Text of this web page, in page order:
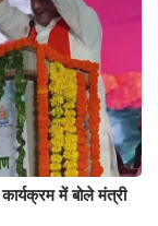
में बोले मंत्री